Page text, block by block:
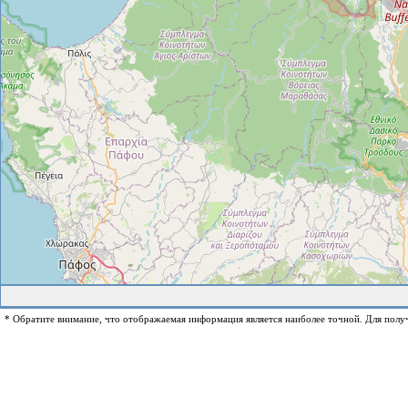
* Обратите внимание, что отображаемая информация является наиболее точной. Для